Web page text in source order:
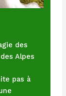
des
Alpes
pas à